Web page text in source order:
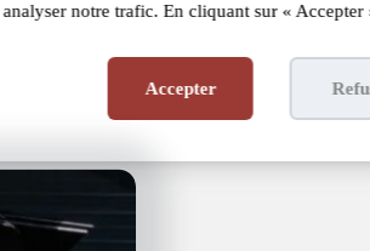
notre trafic. En cliquant sur «
Accepter